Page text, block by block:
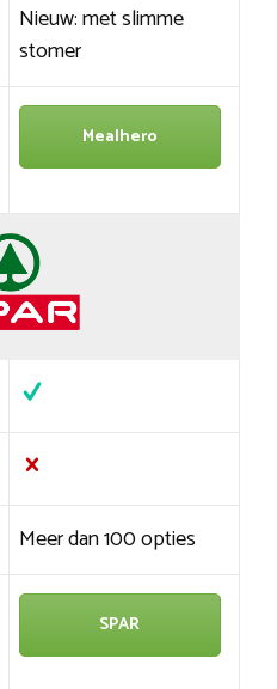
Nieuw: met slimme
stomer
Mealhero
Meer dan 100 opties
SPAR